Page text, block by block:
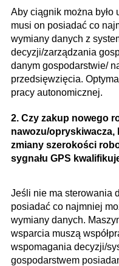
Aby ciągnik można było
musi on posiadać co
wymiany danych z
decyzji/zarządzania
danym gospodarstwie/
przedsięwzięcia.
pracy autonomicznej.
2. Czy zakup nowego
nawozu/
zmiany szerokości
sygnału GPS
Jeśli nie ma sterowania
posiadać co najmniej
wymiany danych.
wsparcia muszą
wspomagania decyzji/
gospodarstwem